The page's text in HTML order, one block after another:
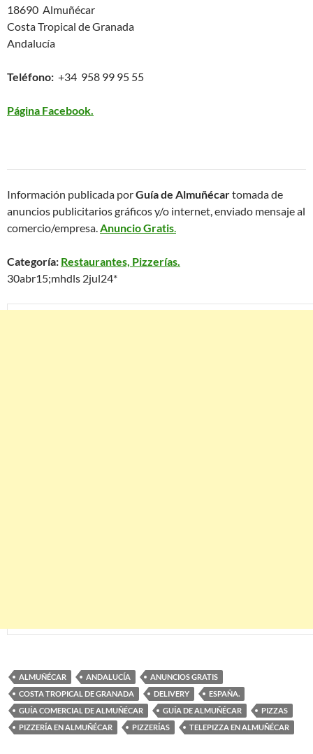
18690 Almuñécar
Costa Tropical de Granada
Andalucía
Teléfono: +34 958 99 95 55
Página Facebook.
Información publicada porGuía de Almuñécartomada de
anuncios publicitarios gráficos y/o internet, enviado mensaje al
comercio/empresa. Anuncio Gratis
Categoría: Restaurantes, Pizzerías.
30abr15;mhdls 2jul24*
ALMUÑÉCAR ANDALUCÍA
ANUNCIOS GRATIS
COSTA TROPICAL DE GRANADA
DELIVERY
ESPAÑA.
GUÍA COMERCIAL DE ALMUÑÉCAR
GUÍA DE ALMUÑÉCAR
PIZZAS
PIZZERÍA EN ALMUÑÉCAR
PIZZERÍAS TELEPIZZA EN ALMUÑÉCAR